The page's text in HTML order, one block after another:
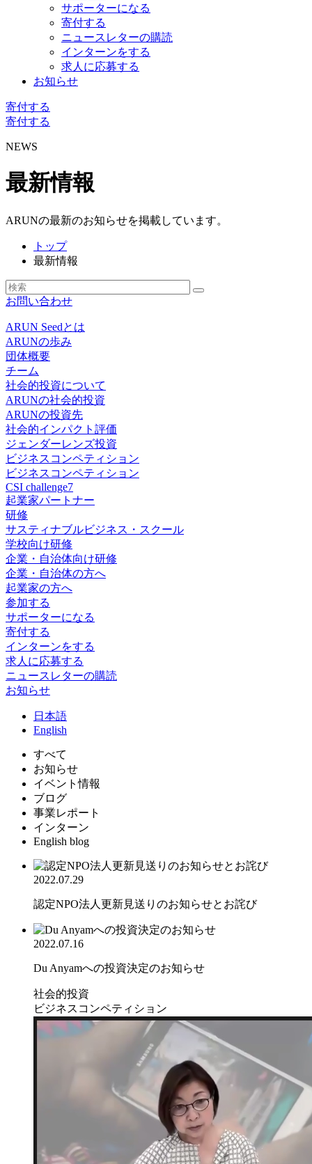
サポーターになる
寄付する
ニュースレターの購読
インターンをする
求人に応募する
お知らせ
寄付する
寄付する
NEWS
最新情報
ARUNの最新のお知らせを掲載しています。
トップ
最新情報
お問い合わせ
ARUN Seedとは
ARUNの歩み
団体概要
チーム
社会的投資について
ARUNの社会的投資
ARUNの投資先
社会的インパクト評価
ジェンダーレンズ投資
ビジネスコンペティション
ビジネスコンペティション
CSI challenge7
起業家パートナー
研修
サスティナブルビジネス・スクール
学校向け研修
企業・自治体向け研修
企業・自治体の方へ
起業家の方へ
参加する
サポーターになる
寄付する
インターンをする
求人に応募する
ニュースレターの購読
お知らせ
日 本語
English
すべて
お知らせ
イベント情報
ブログ
事業レポート
インターン
English blog
2022.07.29
認定NPO法人更新見送りのお知らせとお詫び
2022.07.16
Du Anyamへの投資決定のお知らせ
社会的投資
ビジネスコンペティション